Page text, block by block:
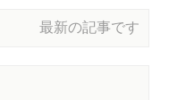
最新の記事です